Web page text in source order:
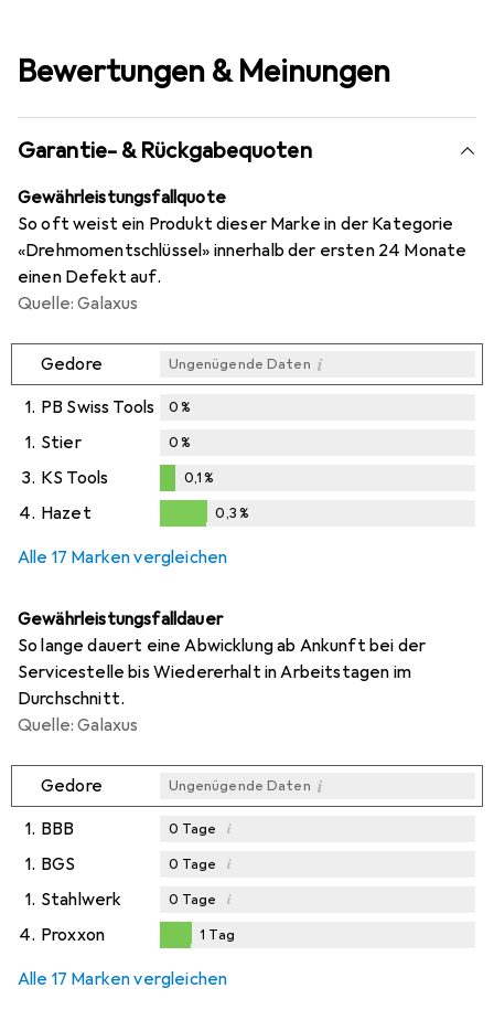
Bewertungen & Meinungen
Garantie- & Rückgabequoten
Gewährleistungsfallquote
So oft weist ein Produkt dieser Marke in der Kategorie
«Drehmomentschlüssel» innerhalb der ersten 24 Monate
einen Defekt auf.
Quelle: Galaxus
Gedore Ungenügende Daten i
1. PB Swiss Tools 0%
1. Stier 0%
3. KS Tools
%
0,1%
4. Hazet 0,3%
Alle 17 Marken vergleichen
Gewährleistungsfalldauer
So lange dauert eine Abwicklung ab Ankunft bei der
Servicestelle bis Wiedererhalt in Arbeitstagen im
Durchschnitt.
Quelle: Galaxus
Gedore Ungenügende Daten i
1. BBB 0 Tage i
1. BGS 0 Tage i
1. Stahlwerk 0 Tage i
4. Proxxon 1 Tag
Alle 17 Marken vergleichen